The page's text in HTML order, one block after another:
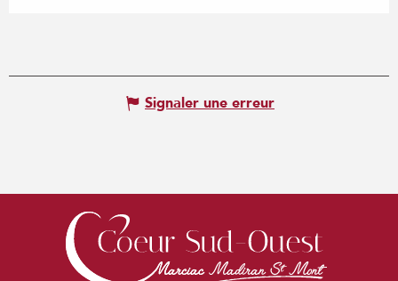
Signaler une erreur